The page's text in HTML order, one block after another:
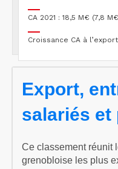
CA 2021 : 18,5 M€ (7,8
Croissance CA à
Export,
salariés et
Ce classement réunit
grenobloise les plus